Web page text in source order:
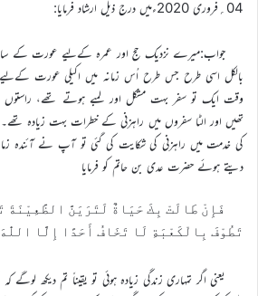
04؍فروری 2020ءمیں درج ذیل ارشاد فرمایا:
جواب:میرے نزدیک حج اور عمرہ کےلیے عورت کے
بالکل اسی طرح جس طرح اُس زمانہ میں اکیلی عورت کےلیے
وقت ایک تو سفر بہت مشکل اور لمبے ہوتے تھے، راستوں
تھیں اور الٹا سفروں میں راہزنی کے خطرات بہت زیادہ
کی خدمت میں راہزنی کی شکایت کی گئی تو آپ نے آئندہ
دیتے ہوئے حضرت عدی بن حاتم کو فرمایا
فَإِنْ طَالَتْ بِكَ حَيَاةٌ لَتَرَيَنَّ الظَّعِيْنَةَ
تَطُوْفَ بِالْكَعْبَةِ لَا تَخَافُ أَحَدًا إِلَّا
یعنی اگر تمہاری زندگی زیادہ ہوئی تو یقیناً تم دیکھ